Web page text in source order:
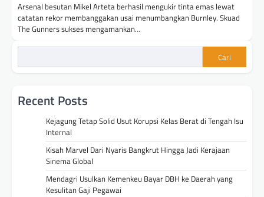
Arsenal besutan Mikel Arteta berhasil mengukir tinta emas lewat
catatan rekor membanggakan usai menumbangkan Burnley. Skuad
The Gunners sukses mengamankan…
Cari
Recent Posts
Kejagung Tetap Solid Usut Korupsi Kelas Berat di Tengah Isu
Internal
Kisah Marvel Dari Nyaris Bangkrut Hingga Jadi Kerajaan
Sinema Global
Mendagri Usulkan Kemenkeu Bayar DBH ke Daerah yang
Kesulitan Gaji Pegawai